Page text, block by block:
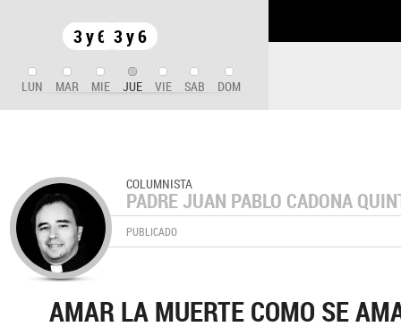
3 y 6 3 y 6
LUN MAR MIE JUE VIE SAB DOM
COLUMNISTA
PADRE JUAN PABLO CADONA
PUBLICADO
AMAR LA MUERTE COMO SE